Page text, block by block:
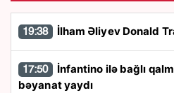
19:38 İlham Əliyev Donald
17:50
bəyanat yaydı